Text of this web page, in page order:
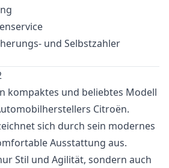
und Selbstzahler
kompaktes und beliebtes Modell
Citroën.
sich durch sein modernes
Ausstattung aus.
Stil und Agilität, sondern auch